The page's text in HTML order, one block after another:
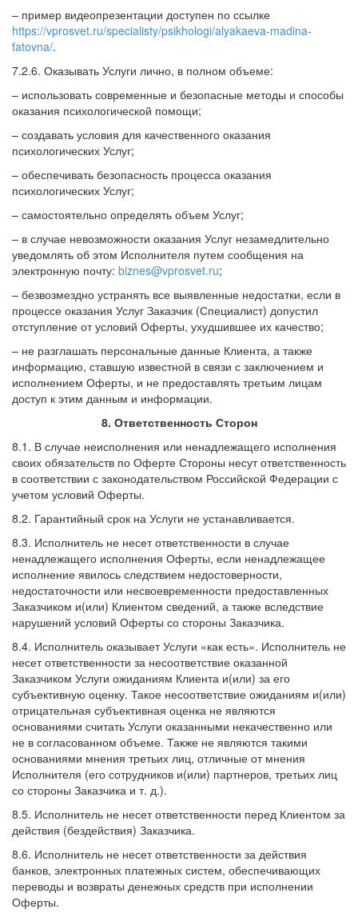
– пример видеопрезентации доступен по ссылке
https://vprosvet.ru/specialisty/psikhologi/alyakaeva-madina-
fatovna/.
7.2.6. Оказывать Услуги лично, в полном объеме:
– использовать современные и безопасные методы и способы
оказания психологической помощи;
– создавать условия для качественного оказания
психологических Услуг;
– обеспечивать безопасность процесса оказания
психологических Услуг;
– самостоятельно определять объем Услуг;
– в случае невозможности оказания Услуг незамедлительно
уведомлять об этом Исполнителя путем сообщения на
электронную почту: biznes@vprosvet.ru;
– безвозмездно устранять все выявленные недостатки, если в
процессе оказания Услуг Заказчик (Специалист) допустил
отступление от условий Оферты, ухудшившее их качество;
– не разглашать персональные данные Клиента, а также
информацию, ставшую известной в связи с заключением и
исполнением Оферты, и не предоставлять третьим лицам
доступ к этим данным и информации.
8. Ответственность Сторон
8.1. В случае неисполнения или ненадлежащего исполнения
своих обязательств по Оферте Стороны несут ответственность
в соответствии с законодательством Российской Федерации с
учетом условий Оферты.
8.2. Гарантийный срок на Услуги не устанавливается.
8.3. Исполнитель не несет ответственности в случае
ненадлежащего исполнения Оферты, если ненадлежащее
исполнение явилось следствием недостоверности,
недостаточности или несвоевременности предоставленных
Заказчиком и(или) Клиентом сведений, а также вследствие
нарушений условий Оферты со стороны Заказчика.
8.4. Исполнитель оказывает Услуги «как есть». Исполнитель не
несет ответственности за несоответствие оказанной
Заказчиком Услуги ожиданиям Клиента и(или) за его
субъективную оценку. Такое несоответствие ожиданиям и(или)
отрицательная субъективная оценка не являются
основаниями считать Услуги оказанными некачественно или
не в согласованном объеме. Также не являются такими
основаниями мнения третьих лиц, отличные от мнения
Исполнителя (его сотрудников и(или) партнеров, третьих лиц
со стороны Заказчика и т. д.).
8.5. Исполнитель не несет ответственности перед Клиентом за
действия (бездействия) Заказчика.
8.6. Исполнитель не несет ответственности за действия
банков, электронных платежных систем, обеспечивающих
переводы и возвраты денежных средств при исполнении
Оферты.